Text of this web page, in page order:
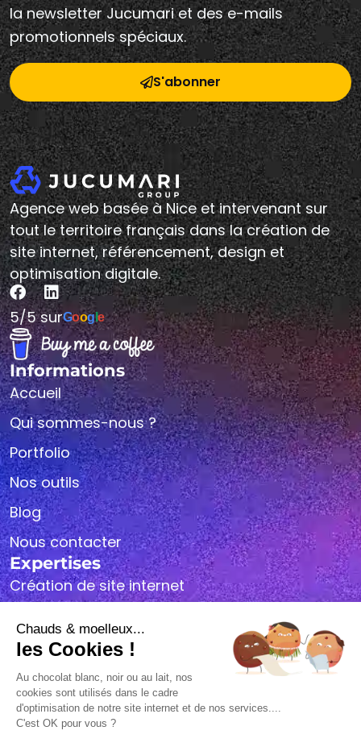
la newsletter Jucumari et des e-mails
promotionnels spéciaux.
S'abonner
Agence web basée à Nice et intervenant sur
tout le territoire français dans la création de
site internet, référencement, design et
optimisation digitale.
5/5 surGoogle
Informations
Accueil
Qui sommes-nous ?
Portfolio
Nos outils
Blog
Nous contacter
Expertises
Création de site internet
Webdesign
Maintenance